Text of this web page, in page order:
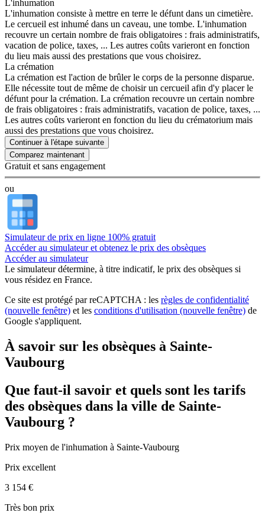
L'inhumation
L'inhumation consiste à mettre en terre le défunt dans un cimetière.
Le cercueil est inhumé dans un caveau, une tombe. L'inhumation
recouvre un certain nombre de frais obligatoires : frais administratifs,
vacation de police, taxes, ... Les autres coûts varieront en fonction
du lieu mais aussi des prestations que vous choisirez.
La crémation
La crémation est l'action de brûler le corps de la personne disparue.
Elle nécessite tout de même de choisir un cercueil afin d'y placer le
défunt pour la crémation. La crémation recouvre un certain nombre
de frais obligatoires : frais administratifs, vacation de police, taxes, ...
Les autres coûts varieront en fonction du lieu du crématorium mais
aussi des prestations que vous choisirez.
Continuer à l'étape suivante
Gratuit et sans engagement
ou
Simulateur de prix en ligne 100% gratuit
Accéder au simulateur et obtenez le prix des obsèques
Accéder au simulateur
Le simulateurdétermine, à titre indicatif, le prix des obsèques si
vous résidez en France.
Ce site est protégé par reCAPTCHA : les règles de confidentialité
(nouvelle fenêtre) et les conditions d'utilisation (nouvelle fenêtre) de
Google s'appliquent.
À savoir sur les obsèques à Sainte-
Vaubourg
Que faut-il savoir et quels sont les tarifs
des obsèques dans la ville de Sainte-
Vaubourg ?
Prix moyen de l'inhumation à Sainte-Vaubourg
Prix excellent
3 154 €
Très bon prix